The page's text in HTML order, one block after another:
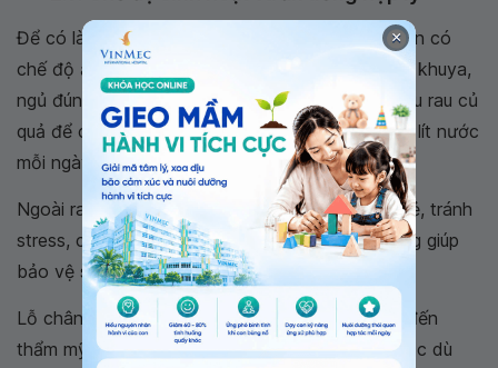
Để có làn da khỏe mạnh, lỗ chân lông se khít cần có
chế độ ăn uống và sinh hoạt hợp lý: không thức khuya,
ngủ đúng giờ, không ăn đồ ăn cay nóng, ăn nhiều rau củ
quả để cung cấp vitamin cho da, uống từ 2 - 2,5 lít nước
mỗi ngày...
Ngoài ra, giữ tinh thần thoải mái, tâm trạng vui vẻ, tránh
stress, căng thẳng cũng là một yếu tố quan trọng giúp
bảo vệ sức khỏe làn da.
Lỗ chân lông to ở da mặt là vấn đề ảnh hưởng đến
thẩm mỹ khiến nhiều người e ngại, mất tự tin. Mặc dù
×